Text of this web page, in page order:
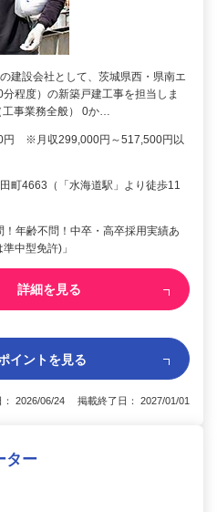
建設会社として、茨城県西・県南エ
程度）の新築戸建工事を担当しま
事業務全般） 0か…
円 ※月収299,000円～517,500円以
町4663（「水海道駅」より徒歩11
！年齢不問！中卒・高卒採用実績あ
中型免許)」
詳細を見る
イントを見る
： 2026/06/24 掲載終了日： 2027/01/01
ター